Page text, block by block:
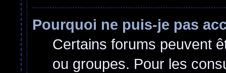
Pourquoi ne puis-je pas
Certains forums peuvent
ou groupes. Pour les